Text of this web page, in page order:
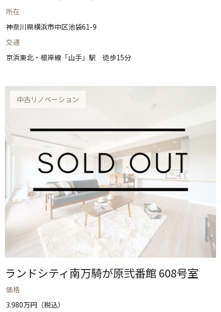
所在
神奈川県横浜市中区池袋61-9
交通
京浜東北・根岸線「山手」駅 徒歩15分
中古リノベーション
ランドシティ南万騎が原弐番館 608号室
価格
3.980万円（税込）